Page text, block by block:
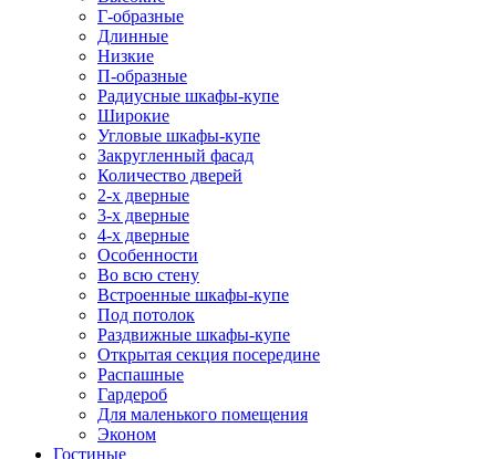
Г-образные
Длинные
Низкие
П-образные
Радиусные шкафы-купе
Широкие
Угловые шкафы-купе
Закругленный фасад
Количество дверей
2-х дверные
3-х дверные
4-х дверные
Особенности
Во всю стену
Встроенные шкафы-купе
Под потолок
Раздвижные шкафы-купе
Открытая секция посередине
Распашные
Гардероб
Для маленького помещения
Эконом
Гостиные